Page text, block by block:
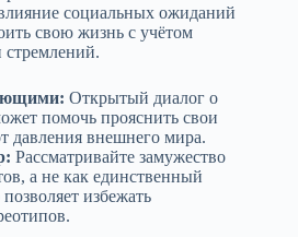
социальных ожиданий
свою жизнь с учётом
стремлений.
Открытый диалог о
помочь прояснить свои
давления внешнего мира.
Рассматривайте замужество
а не как единственный
избежать